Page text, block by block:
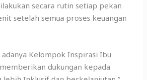
secara rutin setiap pekan
setelah semua proses keuangan
adanya Kelompok Inspirasi Ibu
dukungan kepada